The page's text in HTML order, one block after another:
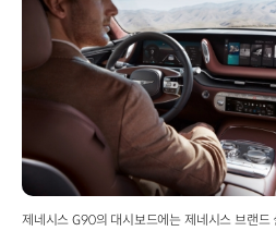
제네시스 G90의 대시보드에는 제네시스 브랜드